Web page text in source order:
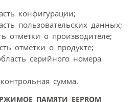
конфигурации;
пользовательских данных;
отметки о производителе;
отметки о продукте;
серийного номера
сумма.
ПАМЯТИ EEPROM